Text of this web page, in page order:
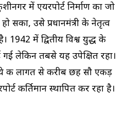
में एयरपोर्ट निर्माण का जो
सका, उसे प्रधानमंत्री के नेतृत्व
1942 में द्वितीय विश्व युद्ध के
गई लेकिन तबसे यह उपेक्षित रहा।
की लागत से करीब छह सौ एकड़
कीर्तिमान स्थापित कर रहा है।